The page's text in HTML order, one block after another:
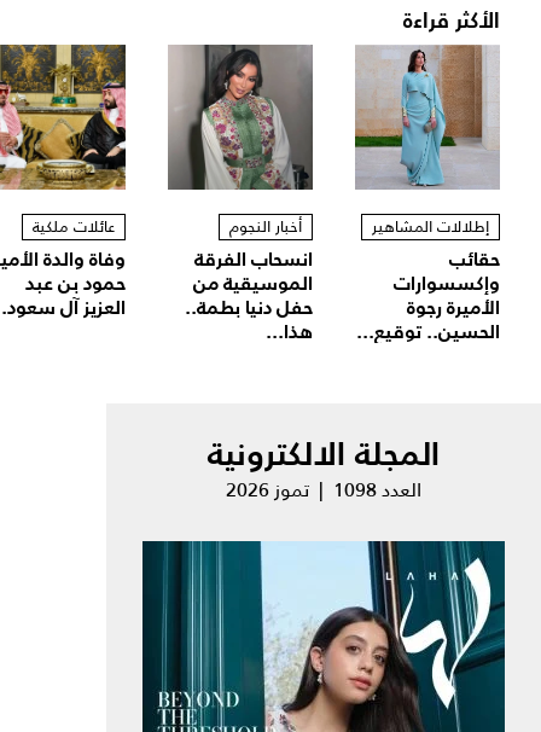
الأكثر قراءة
إطلالات المشاهير
حقائب
وإكسسوارات
الأميرة رجوة
الحسين.. توقيع...
أخبار النجوم
انسحاب الفرقة
الموسيقية من
حفل دنيا بطمة..
هذا...
عائلات ملكية
وفاة والدة
حمود بن عبد
العزيز آل
المجلة الالكترونية
العدد 1098 | تموز 2026